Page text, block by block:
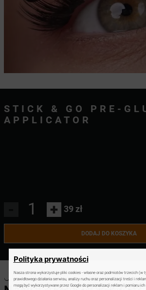
STICK & GO PRE-
APPLICATOR
+ 39 zł
DODAJ DO KOSZYKA
JAK UŻYWAĆ
Polityka prywatności
Nasza strona wykorzystuje pliki cookies - własne oraz podmiotów trzecich (w
prawidłowego działania serwisu, analizy ruchu oraz personalizacji treści i
mogą być wykorzystywane przez Google do personalizacji reklam i pomiaru